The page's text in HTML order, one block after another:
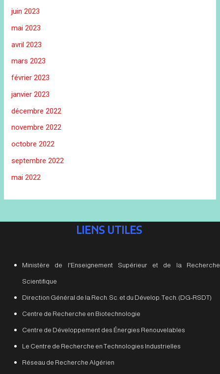
juin 2023
mai 2023
avril 2023
mars 2023
février 2023
janvier 2023
décembre 2022
novembre 2022
octobre 2022
septembre 2022
mai 2022
LIENS UTILES
Ministère de l'Enseignement Supérieur et de la Recherche
Scientifique
Direction Général de la Rech. Sc. et du Dévelop. Tech. (DG-RSDT)
Centre de Recherche en Biotechnologie
Centre de Développement des Énergies Renouvelables
Le Centre de Recherche en Technologies Industrielles
Réseau de Recherche Algérien